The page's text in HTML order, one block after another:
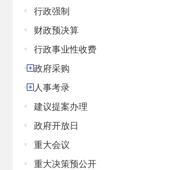
行政强制
财政预决算
行政事业性收费
政府采购
人事考录
建议提案办理
政府开放日
重大会议
重大决策预公开